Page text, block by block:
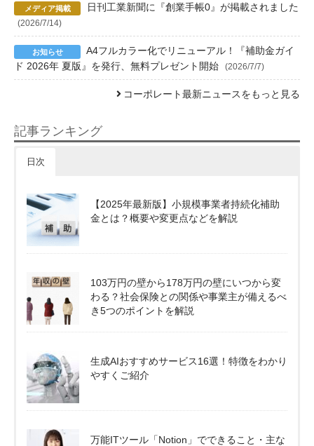
日刊工業新聞に『創業手帳0』が掲載されました
(2026/7/14)
A4フルカラー化でリニューアル！『補助金ガイ
ド 2026年 夏版』を発行、無料プレゼント開始
(2026/7/7)
コーポレート最新ニュースをもっと見る
記事ランキング
日次
【2025年最新版】小規模事業者持続化補助
金とは？概要や変更点などを解説
103万円の壁から178万円の壁にいつから変
わる？社会保険との関係や事業主が備えるべ
き5つのポイントを解説
生成AIおすすめサービス16選！特徴をわかり
やすくご紹介
万能ITツール「Notion」でできること・主な